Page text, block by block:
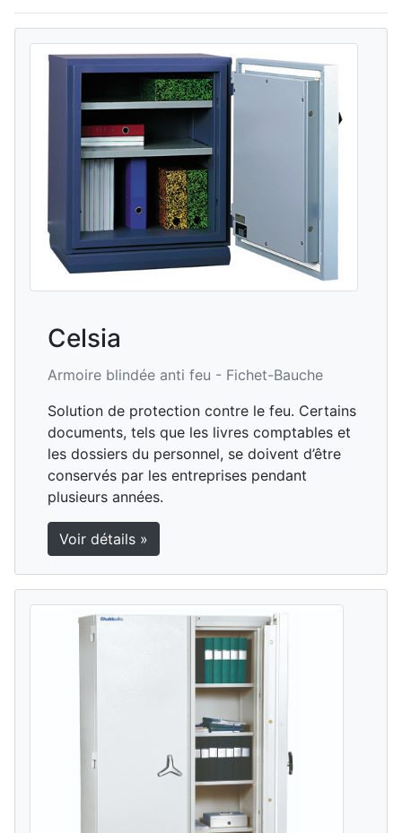
Celsia
Armoire blindée anti feu - Fichet-Bauche
Solution de protection contre le feu. Certains
documents, tels que les livres comptables et
les dossiers du personnel, se doivent d’être
conservés par les entreprises pendant
plusieurs années.
Voir détails »